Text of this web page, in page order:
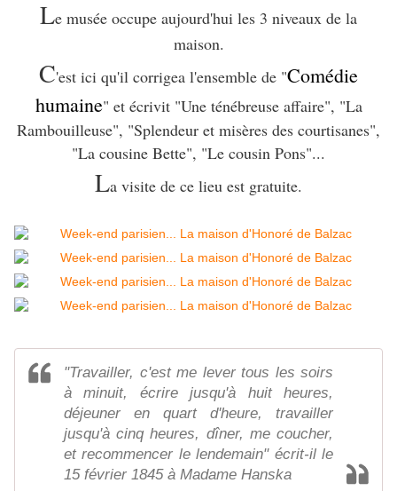
Le musée occupe aujourd'hui les 3 niveaux de la
maison.
C'est ici qu'il corrigea l'ensemble de "Comédie
humaine" et écrivit "Une ténébreuse affaire", "La
Rambouilleuse", "Splendeur et misères des courtisanes",
"La cousine Bette", "Le cousin Pons"...
La visite de ce lieu est gratuite.
"Travailler, c'est me lever tous les soirs
à minuit, écrire jusqu'à huit heures,
déjeuner en quart d'heure, travailler
jusqu'à cinq heures, dîner, me coucher,
et recommencer le lendemain" écrit-il le
15 février 1845 à Madame Hanska